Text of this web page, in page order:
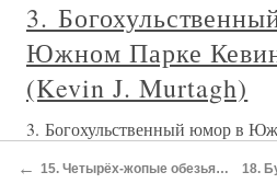
3.
Южном Парке
(Kevin J. Murtagh)
3. Богохульственный юмор в
— это не чудо.В серии
← 15. Четырёх-жопые обезьяны: генетики и ген-этики в маленьком городке штата Колорадо Скотт Калиф